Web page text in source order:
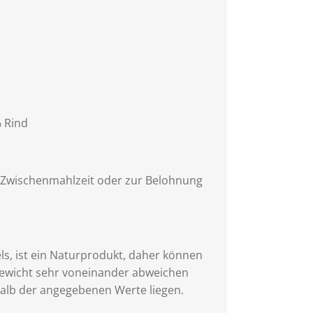
Rind
oder zur Belohnung
ist ein Naturprodukt, daher können
sehr voneinander abweichen
der angegebenen Werte liegen.